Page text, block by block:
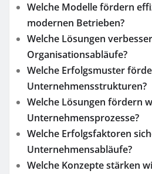
Welche Modelle fördern
modernen Betrieben?
Welche Lösungen
Organisationsabläufe?
Welche Erfolgsmuster
Unternehmensstrukturen?
Welche Lösungen fördern
Unternehmensprozesse?
Welche Erfolgsfaktoren
Unternehmensabläufe?
Welche Konzepte stärken